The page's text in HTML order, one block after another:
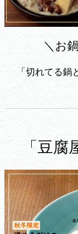
＼お
「切れてる鍋
「豆腐